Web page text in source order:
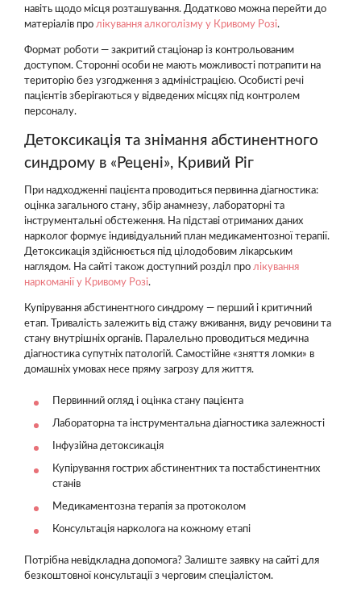
навіть щодо місця розташування. Додатково можна перейти до
матеріалів про лікування алкоголізму у Кривому Розі.
Формат роботи — закритий стаціонар із контрольованим
доступом. Сторонні особи не мають можливості потрапити на
територію без узгодження з адміністрацією. Особисті речі
пацієнтів зберігаються у відведених місцях під контролем
персоналу.
Детоксикація та знімання абстинентного
синдрому в «Рецені», Кривий Ріг
При надходженні пацієнта проводиться первинна діагностика:
оцінка загального стану, збір анамнезу, лабораторні та
інструментальні обстеження. На підставі отриманих даних
нарколог формує індивідуальний план медикаментозної терапії.
Детоксикація здійснюється під цілодобовим лікарським
наглядом. На сайті також доступний розділ про лікування
наркоманії у Кривому Розі.
Купірування абстинентного синдрому — перший і критичний
етап. Тривалість залежить від стажу вживання, виду речовини та
стану внутрішніх органів. Паралельно проводиться медична
діагностика супутніх патологій. Самостійне «зняття ломки» в
домашніх умовах несе пряму загрозу для життя.
Первинний огляд і оцінка стану пацієнта
Лабораторна та інструментальна діагностика залежності
Інфузійна детоксикація
Купірування гострих абстинентних та постабстинентних
станів
Медикаментозна терапія за протоколом
Консультація нарколога на кожному етапі
Потрібна невідкладна допомога? Залиште заявку на сайті для
безкоштовної консультації з черговим спеціалістом.